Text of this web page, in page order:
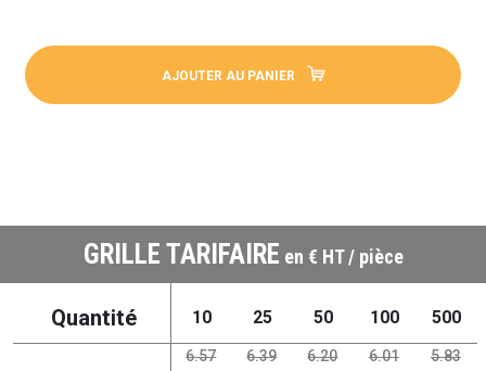
AJOUTER AU PANIER
GRILLE TARIFAIRE en € HT / pièce
Quantité 10 25 50 100 500
6.57 6.39 6.20 6.01 5.83